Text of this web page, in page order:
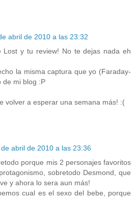
abril de 2010 a las 23:32
Lost y tu review! No te dejas nada eh
la misma captura que yo (Faraday-
de mi blog :P
volver a esperar una semana más! :(
abril de 2010 a las 23:36
porque mis 2 personajes favoritos
sobretodo Desmond, que
y ahora lo sera aun más!
cual es el sexo del bebe, porque